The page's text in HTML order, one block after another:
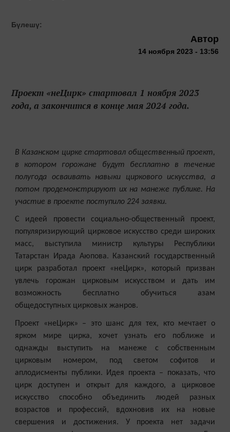
Бүлешү:
Автор
14 ноября 2023 - 13:56
Проект «неЦирк» стартовал 1 ноября 2023
года, а закончится в конце мая 2024 года.
В Казанском цирке стартовал общественный проект,
в котором горожане будут бесплатно в течение
полугода осваивать навыки циркового искусства, а
потом продемонстрируют их на манеже публике. На
участие в проекте поступило 224 заявки.
С идеей провести социально-общественный проект,
популяризирующий цирковое искусство среди широких
масс, выступила министр культуры Республики
Татарстан Ирада Аюпова. Казанский государственный
цирк разработал проект «неЦирк», который призван
увлечь горожан цирковым искусством и дать им
возможность бесплатно обучиться азам
общедоступных цирковых жанров.
Проект «неЦирк» – это шанс для тех, кто мечтает о
ярком мире цирка, хочет узнать его поближе и
однажды выступить на манеже с собственным
цирковым номером, под светом софитов и
аплодисменты публики. Идея проекта – показать, что
цирк доступен и открыт для каждого, а цирковое
искусство способно объединить людей разных
возрастов и профессий, вдохновив их на новые
свершения и достижения. У проекта нет задачи